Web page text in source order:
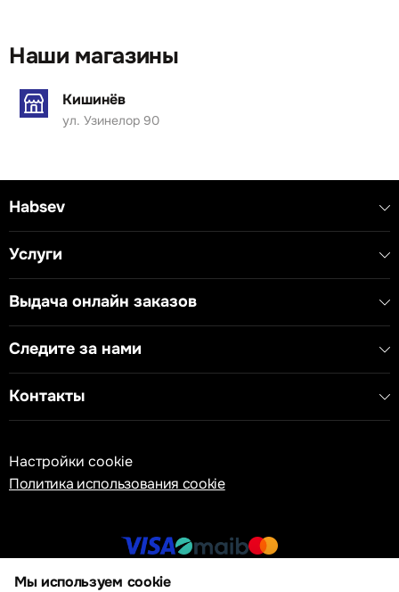
Наши магазины
Кишинёв
ул. Узинелор 90
Habsev
Услуги
Выдача онлайн заказов
Следите за нами
Контакты
Настройки cookie
Политика использования cookie
Мы используем cookie